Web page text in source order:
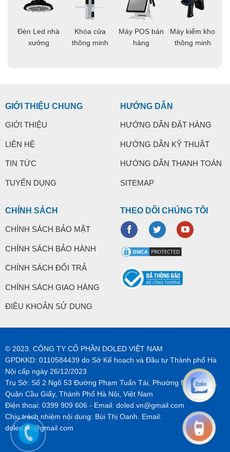
Đèn Led nhà
xưởng
Khóa cửa
thông minh
Máy POS bán
hàng
Máy kiểm kho
thông minh
GIỚI THIỆU CHUNG
GIỚI THIỆU
LIÊN HỆ
TIN TỨC
TUYỂN DỤNG
HƯỚNG DẪN
HƯỚNG DẪN ĐẶT HÀNG
HƯỚNG DẪN KỸ THUẬT
HƯỚNG DẪN THANH TOÁN
SITEMAP
CHÍNH SÁCH
CHÍNH SÁCH BẢO MẬT
CHÍNH SÁCH BẢO HÀNH
CHÍNH SÁCH ĐỔI TRẢ
CHÍNH SÁCH GIAO HÀNG
ĐIỀU KHOẢN SỬ DỤNG
THEO DÕI CHÚNG TÔI
© 2023. CÔNG TY CỔ PHẦN DOLED VIỆT NAM
GPDKKD: 0110584439 do Sở Kế hoạch và Đầu tư Thành phố Hà
Nội cấp ngày 26/12/2023
Trụ Sở: Số 2 Ngõ 53 Đường Phạm Tuấn Tài, Phường Nghĩa Tân,
Quận Cầu Giấy, Thành Phố Hà Nội, Việt Nam
Điện thoại: 0399 909 606- Email: doled.vn@gmail.com
Chịu trách nhiệm nội dung: Bùi Thị Oanh. Email:
doled.vn@gmail.com